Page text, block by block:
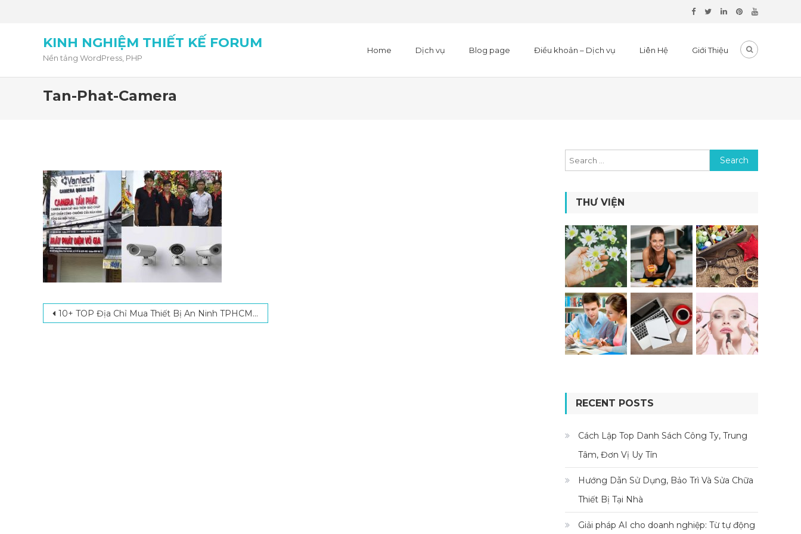
KINH NGHIỆM THIẾT KẾ FORUM
Nền tảng WordPress, PHP
Home Dịch vụ Blog page Điều khoản – Dịch vụ Liên Hệ Giới Thiệu
Tan-Phat-Camera
Post navigation
10+ TOP Địa Chỉ Mua Thiết Bị An Ninh TPHCM Uy Tín, Giá Cả Hợp Lý
Search for:
THƯ VIỆN
RECENT POSTS
Cách Lập Top Danh Sách Công Ty, Trung
Tâm, Đơn Vị Uy Tín
Hướng Dẫn Sử Dụng, Bảo Trì Và Sửa Chữa
Thiết Bị Tại Nhà
Giải pháp AI cho doanh nghiệp: Từ tự động